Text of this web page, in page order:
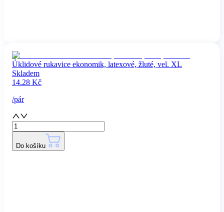
Úklidové rukavice ekonomik, latexové, žluté, vel. XL
Skladem
14.28 Kč
/pár
Do košíku